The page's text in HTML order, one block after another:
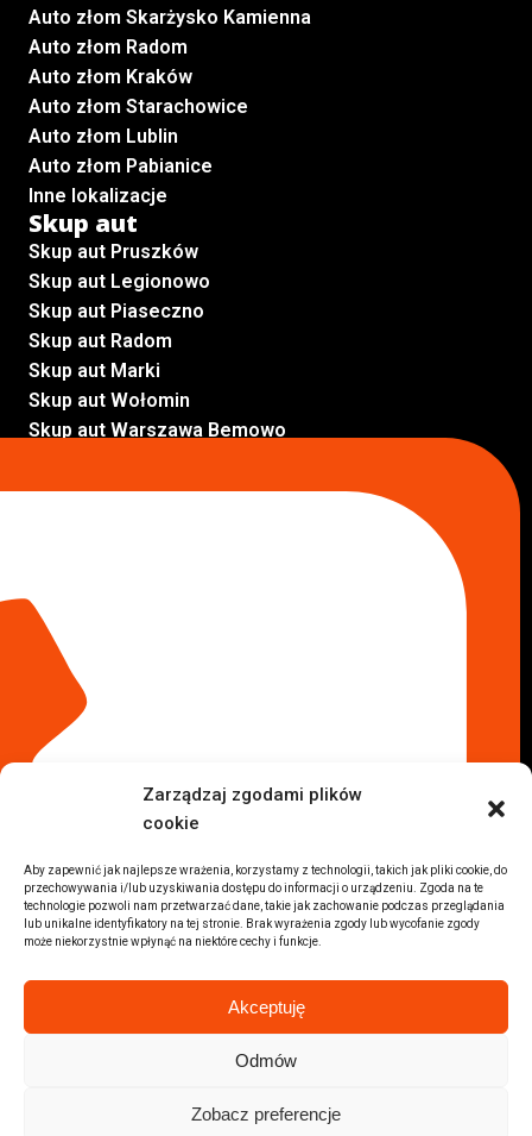
Zarządzaj zgodami plików
cookie
Aby zapewnić jak najlepsze wrażenia, korzystamy z technologii, takich jak pliki cookie, do
przechowywania i/lub uzyskiwania dostępu do informacji o urządzeniu. Zgoda na te
technologie pozwoli nam przetwarzać dane, takie jak zachowanie podczas przeglądania
lub unikalne identyfikatory na tej stronie. Brak wyrażenia zgody lub wycofanie zgody
może niekorzystnie wpłynąć na niektóre cechy i funkcje.
Akceptuję
Odmów
Zobacz preferencje
Auto złom Skarżysko Kamienna
Auto złom Radom
Auto złom Kraków
Auto złom Starachowice
Auto złom Lublin
Auto złom Pabianice
Inne lokalizacje
Skup aut
Skup aut Pruszków
Skup aut Legionowo
Skup aut Piaseczno
Skup aut Radom
Skup aut Marki
Skup aut Wołomin
Skup aut Warszawa Bemowo
Lokalizacje
Komis samochodowy Kraków
Komis samochodowy Radom
Komis samochodowy Płock
Komis samochodowy Opole
Komis samochodowy Lublin
Komis samochodowy Sochaczew
Inne Lokalizacje
Auta z USA Rzeszów
Auta z USA Białystok
Auta z USA Kraków
Marki samochodów
Sprzedam BMW
Wszystkie marki samochodów